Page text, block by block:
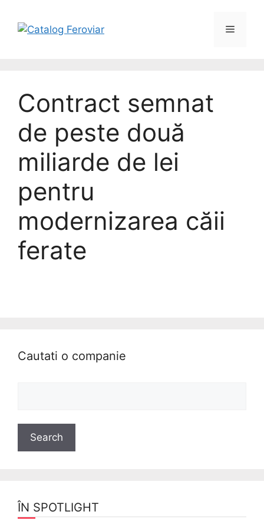
Contract semnat
de peste două
miliarde de lei
pentru
modernizarea căii
ferate
Cautati o companie
ÎN SPOTLIGHT